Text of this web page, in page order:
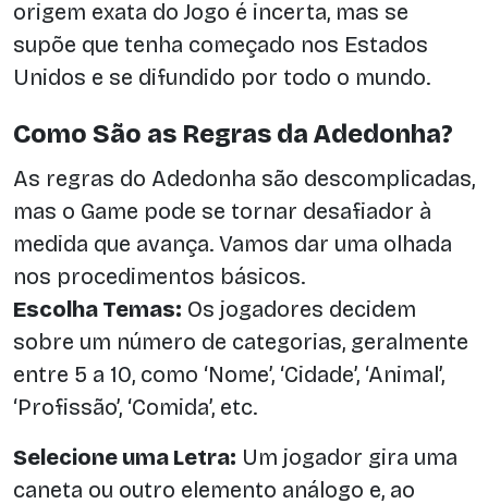
origem exata do Jogo é incerta, mas se
supõe que tenha começado nos Estados
Unidos e se difundido por todo o mundo.
Como São as Regras da Adedonha?
As regras do Adedonha são descomplicadas,
mas o Game pode se tornar desafiador à
medida que avança. Vamos dar uma olhada
nos procedimentos básicos.
Escolha Temas: Os jogadores decidem
sobre um número de categorias, geralmente
entre 5 a 10, como ‘Nome’, ‘Cidade’, ‘Animal’,
‘Profissão’, ‘Comida’, etc.
Selecione uma Letra: Um jogador gira uma
caneta ou outro elemento análogo e, ao